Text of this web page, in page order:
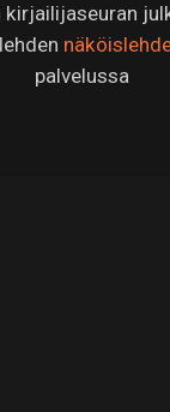
kirjailijaseuran
palvelussa